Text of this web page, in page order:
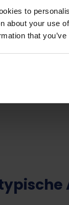
to
about your use
that